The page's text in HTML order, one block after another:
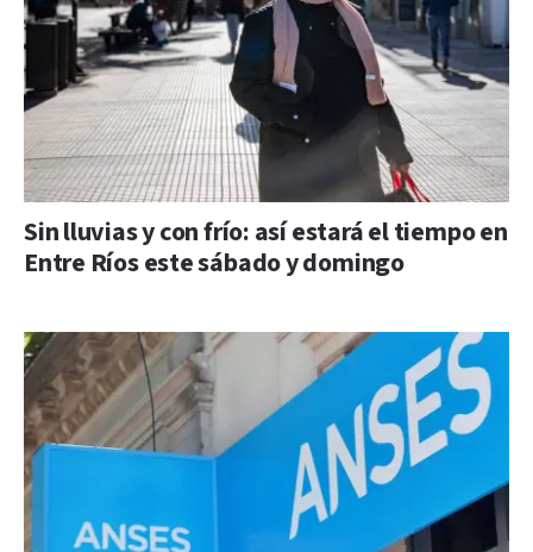
Sin lluvias y con frío: así estará el tiempo en
Entre Ríos este sábado y domingo